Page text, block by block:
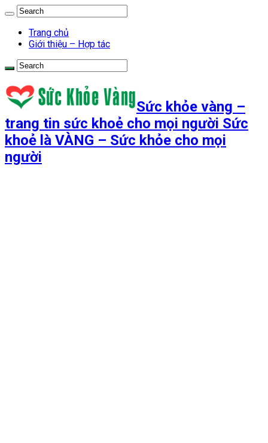
Trang chủ
Giới thiệu – Hợp tác
Sức khỏe vàng –
trang tin sức khoẻ cho mọi người Sức
khoẻ là VÀNG – Sức khỏe cho mọi
người